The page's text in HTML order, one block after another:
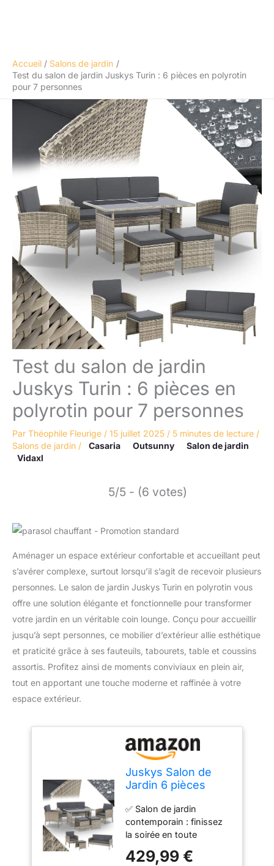
Accueil
Salons de jardin
Test du salon de jardin Juskys Turin : 6 pièces en polyrotin
pour 7 personnes
Test du salon de jardin
Juskys Turin : 6 pièces en
polyrotin pour 7 personnes
Par Théophile Fleurige / 15 juillet 2025 / 5 minutes de lecture /
Salons de jardin / Casaria Outsunny
Salon de jardin
Vidaxl
5/5 - (6 votes)
Aménager un espace extérieur confortable et accueillant peut
s’avérer complexe, surtout lorsqu’il s’agit de recevoir plusieurs
personnes. Le salon de jardin Juskys Turin en polyrotin vous
offre une solution élégante et fonctionnelle pour transformer
votre jardin en un véritable coin lounge. Conçu pour accueillir
jusqu’à sept personnes, ce mobilier d’extérieur allie esthétique
et praticité grâce à ses fauteuils, tabourets, table et coussins
assortis. Profitez ainsi de moments conviviaux en plein air,
tout en apportant une touche moderne et raffinée à votre
espace extérieur.
Juskys Salon de
Jardin 6 pièces
7 Personnes -
Mobilier d'extérieur
avec fauteuils,
tabourets, Table &
Coussins - Meubles
✅ Salon de jardin
contemporain : finissez
la soirée en toute
mobilier lounge stylé
429,99 €